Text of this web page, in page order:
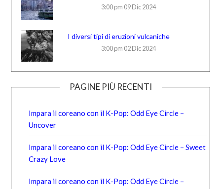
3:00 pm 09 Dic 2024
I diversi tipi di eruzioni vulcaniche
3:00 pm 02 Dic 2024
PAGINE PIÙ RECENTI
Impara il coreano con il K-Pop: Odd Eye Circle –
Uncover
Impara il coreano con il K-Pop: Odd Eye Circle – Sweet
Crazy Love
Impara il coreano con il K-Pop: Odd Eye Circle –